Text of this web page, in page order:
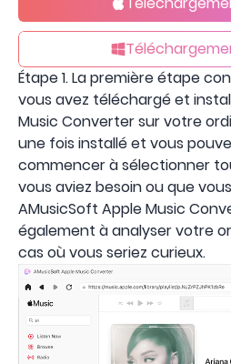
Étape 1. La première étape
vous avez téléchargé et
Music Converter sur votre
une fois installé et vous
commencer à sélectionner
vous aviez besoin ou que
AMusicSoft Apple Music
également à analyser votre
cas où vous seriez curieux.